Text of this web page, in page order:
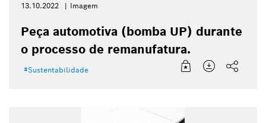
13.10.2022 Imagem
Peça automotiva (bomba UP) durante
o processo de remanufatura.
Sustentabilidade